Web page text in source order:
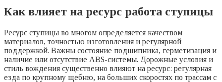
Как влияет на ресурс работа ступицы
Ресурс ступицы во многом определяется качеством
материалов, точностью изготовления и регулярной
поддержкой. Важны состояние подшипника, герметизация и
наличие или отсутствие ABS-системы. Дорожные условия и
стиль вождения существенно влияют на ресурс: регулярная
езда по крупному щебню, на больших скоростях по трассам с